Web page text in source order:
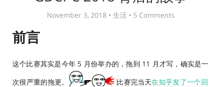
November 3, 2018 • 生活• 5 Comments
前言
这个比赛其实是今年 5 月份举办的，拖到 11 月才写，确实是一
次很严重的拖更。
比赛完当天在知乎发了一个回